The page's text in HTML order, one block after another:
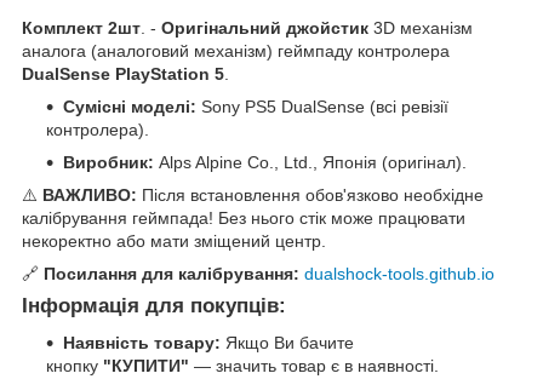
Комплект 2шт . - Оригінальний джойстик 3D механізм
аналога (аналоговий механізм) геймпаду контролера
DualSense PlayStation 5
Сумісні моделі: Sony PS5 DualSense (всі ревізії
контролера).
Виробник: Alps Alpine Co., Ltd., Японія (оригінал).
⚠️ ВАЖЛИВО: Після встановлення обов'язково необхідне
калібрування геймпада! Без нього стік може працювати
некоректно або мати зміщений центр.
🔗 Посилання для калібрування: dualshock-tools.github.io
Інформація для покупців:
Наявність товару: Якщо Ви бачите
кнопку "КУПИТИ" — значить товар є в наявності.